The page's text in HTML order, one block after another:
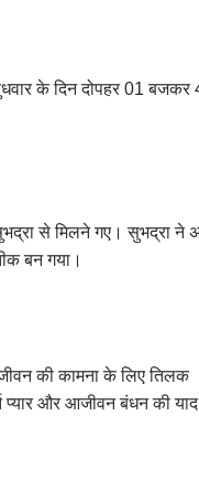
के दिन दोपहर 01 बजकर
से मिलने गए। सुभद्रा ने
बन गया।
की कामना के लिए तिलक
प्यार और आजीवन बंधन की याद